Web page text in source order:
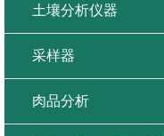
土壤分析仪器
采样器
肉品分析